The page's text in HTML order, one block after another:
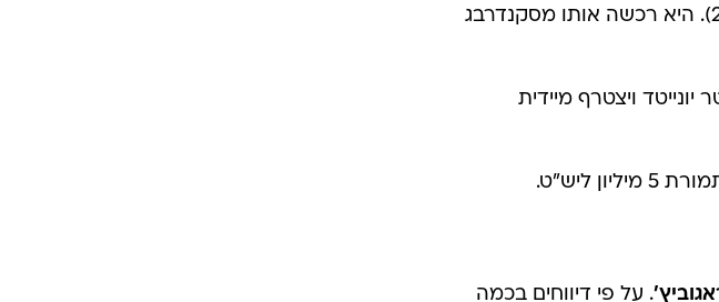
(24). היא רכשה אותו מסקנדרבג
ה-16, חתם במנצ'סטר יונייטד ויצטרף מיידית
ליש"ט.
. על פי דיווחים בכמה